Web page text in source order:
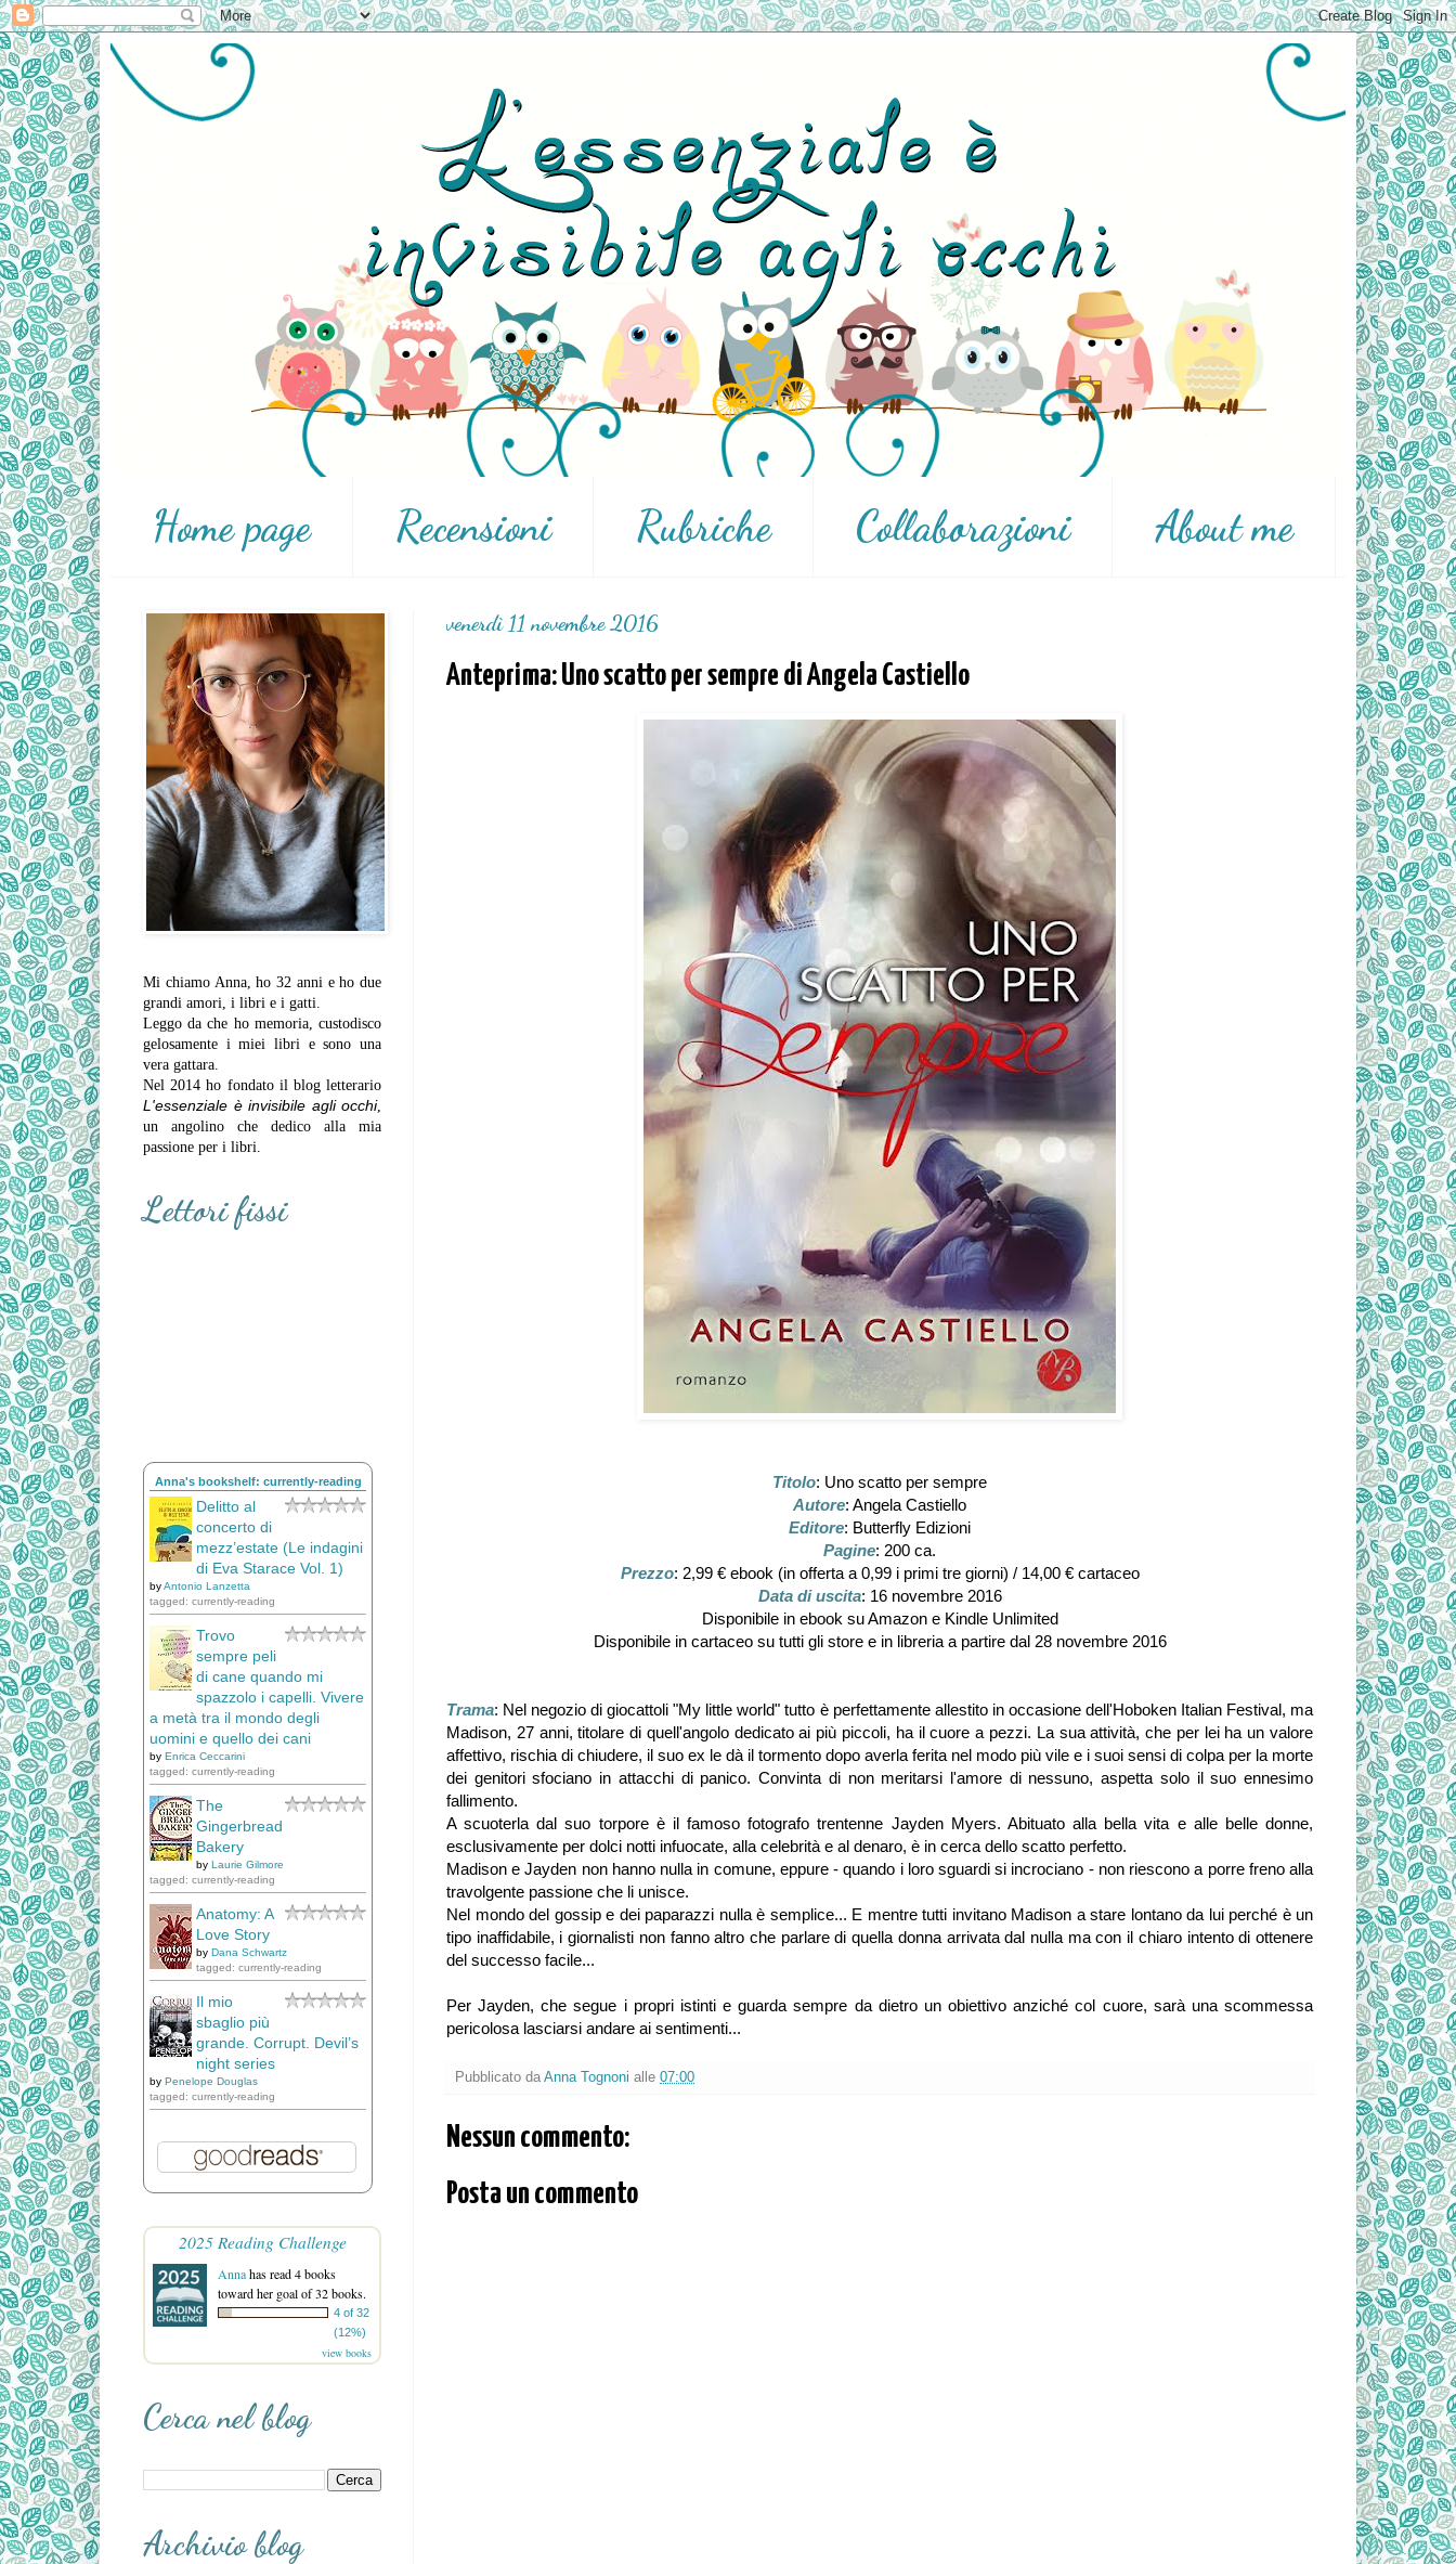
Home page Recensioni Rubriche Collaborazioni About me
venerdì 11 novembre 2016
Anteprima: Uno scatto per sempre di Angela Castiello
Titolo: Uno scatto per sempre
Autore: Angela Castiello
Editore: Butterfly Edizioni
Pagine: 200 ca.
Prezzo: 2,99 € ebook (in offerta a 0,99 i primi tre giorni) / 14,00 € cartaceo
Data di uscita: 16 novembre 2016
Disponibile in ebook su Amazon e Kindle Unlimited
Disponibile in cartaceo su tutti gli store e in libreria a partire dal 28 novembre 2016
Trama: Nel negozio di giocattoli "My little world" tutto è perfettamente allestito in occasione dell'Hoboken Italian Festival, ma
Madison, 27 anni, titolare di quell'angolo dedicato ai più piccoli, ha il cuore a pezzi. La sua attività, che per lei ha un valore
affettivo, rischia di chiudere, il suo ex le dà il tormento dopo averla ferita nel modo più vile e i suoi sensi di colpa per la morte
dei genitori sfociano in attacchi di panico. Convinta di non meritarsi l'amore di nessuno, aspetta solo il suo ennesimo
fallimento.
A scuoterla dal suo torpore è il famoso fotografo trentenne Jayden Myers. Abituato alla bella vita e alle belle donne,
esclusivamente per dolci notti infuocate, alla celebrità e al denaro, è in cerca dello scatto perfetto.
Madison e Jayden non hanno nulla in comune, eppure - quando i loro sguardi si incrociano - non riescono a porre freno alla
travolgente passione che li unisce.
Nel mondo del gossip e dei paparazzi nulla è semplice... E mentre tutti invitano Madison a stare lontano da lui perché è un
tipo inaffidabile, i giornalisti non fanno altro che parlare di quella donna arrivata dal nulla ma con il chiaro intento di ottenere
del successo facile...
Per Jayden, che segue i propri istinti e guarda sempre da dietro un obiettivo anziché col cuore, sarà una scommessa
pericolosa lasciarsi andare ai sentimenti...
Pubblicato da Anna Tognoni alle 07:00
Nessun commento:
Posta un commento
Mi chiamo Anna, ho 32 anni e ho due
grandi amori, i libri e i gatti.
Leggo da che ho memoria, custodisco
gelosamente i miei libri e sono una
vera gattara.
Nel 2014 ho fondato il blog letterario
L'essenziale è invisibile agli occhi,
un angolino che dedico alla mia
passione per i libri.
Lettori fissi
Anna's bookshelf: currently-reading
Delitto al
concerto di
mezz’estate (Le indagini
di Eva Starace Vol. 1)
byAntonio Lanzetta
tagged: currently-reading
Trovo
sempre peli
di cane quando mi
spazzolo i capelli. Vivere
a metà tra il mondo degli
uomini e quello dei cani
by Enrica Ceccarini
tagged: currently-reading
The
Gingerbread
Bakery
by Laurie Gilmore
tagged: currently-reading
Anatomy: A
Love Story
by Dana Schwartz
tagged: currently-reading
Il mio
sbaglio più
grande. Corrupt. Devil’s
night series
by Penelope Douglas
tagged: currently-reading
2025 Reading Challenge
Annahas read 4 books
toward her goal of 32 books.
4 of 32
(12%)
view books
Cerca nel blog
Archivio blog